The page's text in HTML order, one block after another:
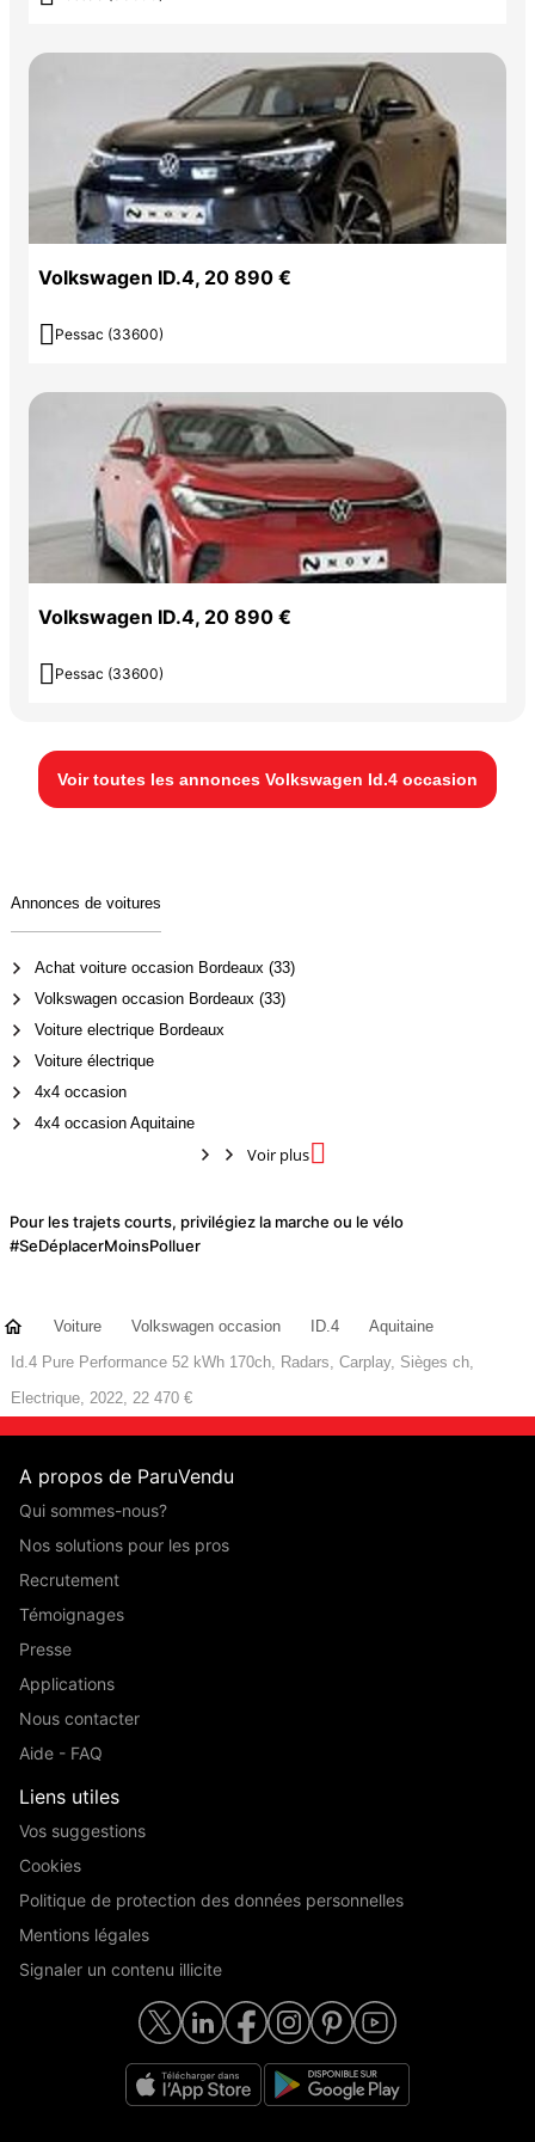
Volkswagen ID.4, 20 890 €
 Pessac (33600)
Volkswagen ID.4, 20 890 €
 Pessac (33600)
Voir toutes les annonces Volkswagen Id.4 occasion
Annonces de voitures
Achat voiture occasion Bordeaux (33)
Volkswagen occasion Bordeaux (33)
Voiture electrique Bordeaux
Voiture électrique
4x4 occasion
4x4 occasion Aquitaine
Voir plus
Pour les trajets courts, privilégiez la marche ou le vélo
#SeDéplacerMoinsPolluer
Voiture Volkswagen occasion ID.4
Aquitaine
Id.4 Pure Performance 52 kWh 170ch, Radars, Carplay, Sièges ch,
Electrique, 2022, 22 470 €
A propos de ParuVendu
Qui sommes-nous?
Nos solutions pour les pros
Recrutement
Témoignages
Presse
Applications
Nous contacter
Aide - FAQ
Liens utiles
Vos suggestions
Cookies
Politique de protection des données personnelles
Mentions légales
Signaler un contenu illicite